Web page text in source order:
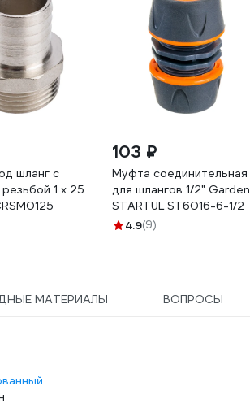
шланг с
1 х 25
103 ₽
Муфта соединительная
для шлангов 1/2" Garden
STARTUL ST6016-6-1/2
4.9(9)
МАТЕРИАЛЫ ВОПРОСЫ